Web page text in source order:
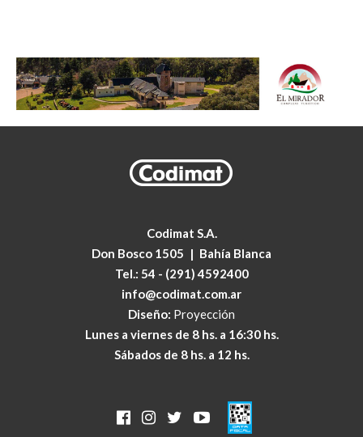
Codimat S.A.
Don Bosco 1505 | Bahía Blanca
Tel.: 54 - (291) 4592400
info@codimat.com.ar
Diseño: Proyección
Lunes a viernes de 8 hs. a 16:30 hs.
Sábados de 8 hs. a 12 hs.